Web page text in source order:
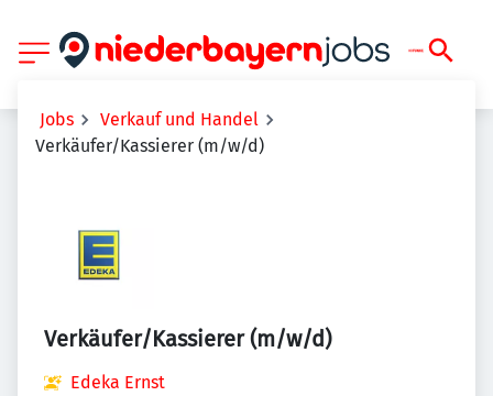
Jobs
Verkauf und Handel
Verkäufer/Kassierer (m/w/d)
Verkäufer/Kassierer (m/w/d)
Edeka Ernst